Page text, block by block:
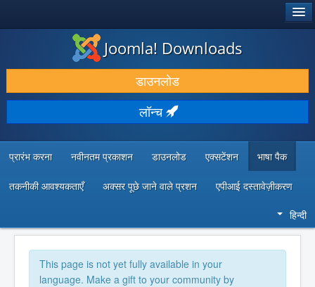
डाउनलोड करें और बढ़ाएं
खोजें और जानें
सामुदायिक समर्थन
डेवलपर संसाधन
Joomla! Downloads
डाउनलोड
लॉन्च
प्रारंभ करना नवीनतम प्रकाशन डाउनलोड एक्सटेंशन भाषा पैक
तकनीकी आवश्यकताएँ अक्सर पूछे जाने वाले प्रशन एपीआई दस्तावेज़ीकरण
हिन्दी
This page is not yet fully available in your
language. Make a gift to your community by